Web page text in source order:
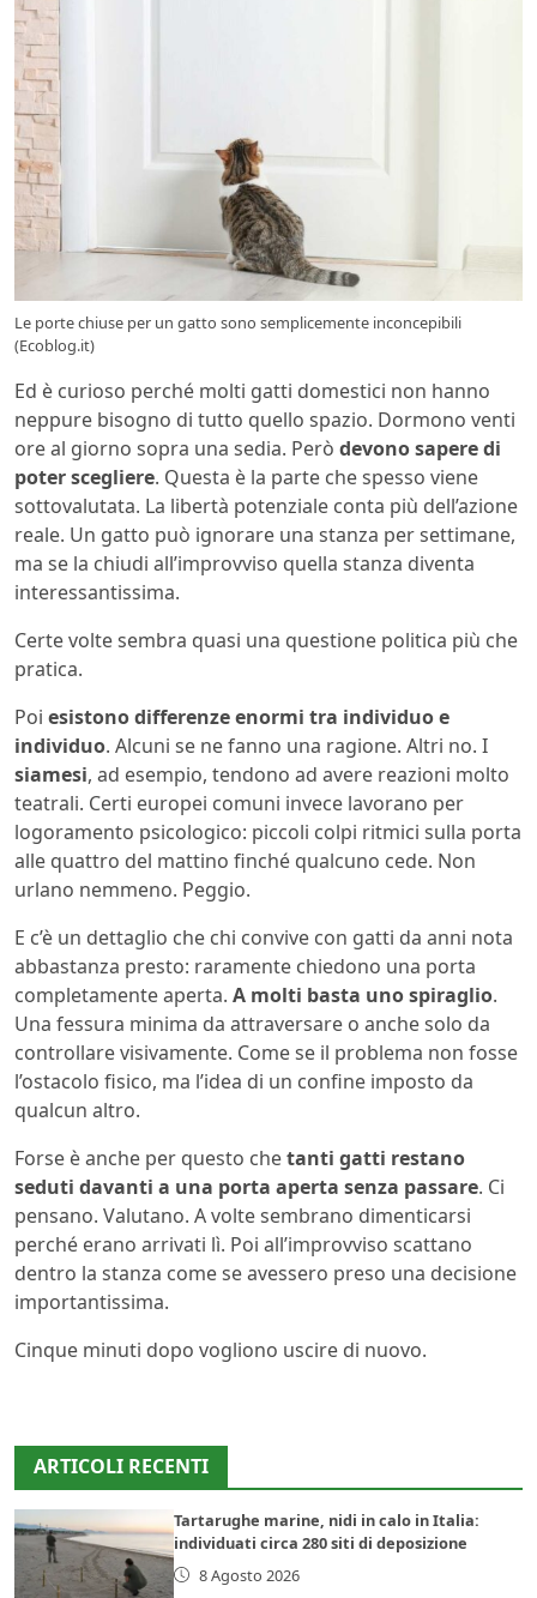
Le porte chiuse per un gatto sono semplicemente inconcepibili
(Ecoblog.it)
Ed è curioso perché molti gatti domestici non hanno
neppure bisogno di tutto quello spazio. Dormono venti
ore al giorno sopra una sedia. Però devono sapere di
poter scegliere. Questa è la parte che spesso viene
sottovalutata. La libertà potenziale conta più dell’azione
reale. Un gatto può ignorare una stanza per settimane,
ma se la chiudi all’improvviso quella stanza diventa
interessantissima.
Certe volte sembra quasi una questione politica più che
pratica.
Poi esistono differenze enormi tra individuo e
individuo. Alcuni se ne fanno una ragione. Altri no. I
siamesi, ad esempio, tendono ad avere reazioni molto
teatrali. Certi europei comuni invece lavorano per
logoramento psicologico: piccoli colpi ritmici sulla porta
alle quattro del mattino finché qualcuno cede. Non
urlano nemmeno. Peggio.
E c’è un dettaglio che chi convive con gatti da anni nota
abbastanza presto: raramente chiedono una porta
completamente aperta. A molti basta uno spiraglio.
Una fessura minima da attraversare o anche solo da
controllare visivamente. Come se il problema non fosse
l’ostacolo fisico, ma l’idea di un confine imposto da
qualcun altro.
Forse è anche per questo chetanti gatti restano
seduti davanti a una porta aperta senza passare. Ci
pensano. Valutano. A volte sembrano dimenticarsi
perché erano arrivati lì. Poi all’improvviso scattano
dentro la stanza come se avessero preso una decisione
importantissima.
Cinque minuti dopo vogliono uscire di nuovo.
ARTICOLI RECENTI
Tartarughe marine, nidi in calo in Italia:
individuati circa 280 siti di deposizione
8 Agosto 2026